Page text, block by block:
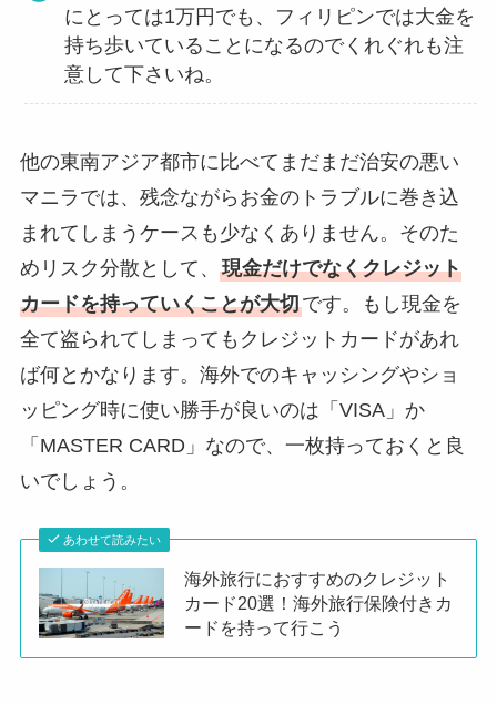
にとっては1万円でも、フィリピンでは大金を
持ち歩いていることになるのでくれぐれも注
意して下さいね。
他の東南アジア都市に比べてまだまだ治安の悪い
マニラでは、残念ながらお金のトラブルに巻き込
まれてしまうケースも少なくありません。そのた
めリスク分散として、 現金だけでなくクレジット
カードを持っていくことが大切です。もし現金を
全て盗られてしまってもクレジットカードがあれ
ば何とかなります。海外でのキャッシングやショ
ッピング時に使い勝手が良いのは「VISA」か
「MASTER CARD」なので、一枚持っておくと良
いでしょう。
あわせて読みたい
海外旅行におすすめのクレジット
カード20選！海外旅行保険付きカ
ードを持って行こう